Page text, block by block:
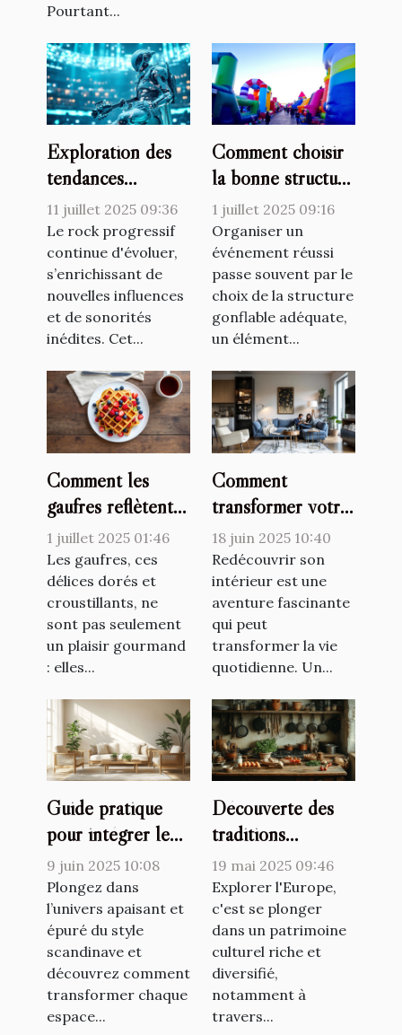
Pourtant...
Exploration des
tendances
émergentes dans
le rock progressif
11 juillet 2025 09:36
Le rock progressif
continue d'évoluer,
s’enrichissant de
nouvelles influences
et de sonorités
inédites. Cet...
Comment choisir
la bonne structure
gonflable pour
votre événement ?
1 juillet 2025 09:16
Organiser un
événement réussi
passe souvent par le
choix de la structure
gonflable adéquate,
un élément...
Comment les
gaufres reflètent-
elles les
changements
culturels ?
1 juillet 2025 01:46
Les gaufres, ces
délices dorés et
croustillants, ne
sont pas seulement
un plaisir gourmand
: elles...
Comment
transformer votre
espace avec un
décorateur
d'intérieur
18 juin 2025 10:40
Redécouvrir son
intérieur est une
aventure fascinante
qui peut
transformer la vie
quotidienne. Un...
Guide pratique
pour intégrer le
style scandinave
dans chaque pièce
de la maison
9 juin 2025 10:08
Plongez dans
l’univers apaisant et
épuré du style
scandinave et
découvrez comment
transformer chaque
espace...
Découverte des
traditions
culinaires lors de
voyages en
Europe
19 mai 2025 09:46
Explorer l'Europe,
c'est se plonger
dans un patrimoine
culturel riche et
diversifié,
notamment à
travers...